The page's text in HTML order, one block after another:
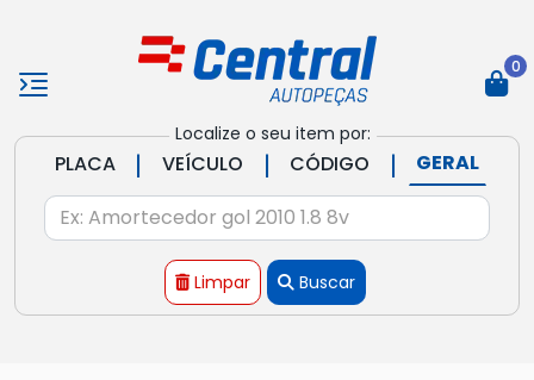
Localize o seu item por:
PLACA | VEÍCULO | CÓDIGO | GERAL
Limpar Buscar
0